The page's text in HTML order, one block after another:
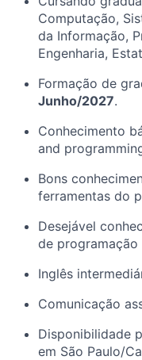
Computação,
da Informação,
Engenharia,
Formação de
Junho/2027.
Conhecimento
and
Bons
ferramentas do
Desejável
de programação
Inglês
Comunicação
Disponibilidade
em São Paulo/